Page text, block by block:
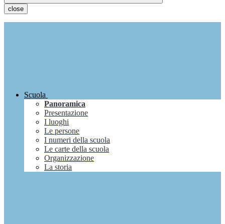
close
Scuola
Panoramica
Presentazione
I luoghi
Le persone
I numeri della scuola
Le carte della scuola
Organizzazione
La storia